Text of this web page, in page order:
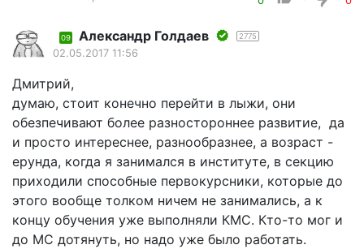
09 Александр Голдаев 2775
02.05.2017 11:56
Дмитрий,
думаю, стоит конечно перейти в лыжи, они
обезпечивают более разностороннее развитие, да
и просто интереснее, разнообразнее, а возраст -
ерунда, когда я занимался в институте, в секцию
приходили способные первокурсники, которые до
этого вообще толком ничем не занимались, а к
концу обучения уже выполняли КМС. Кто-то мог и
до МС дотянуть, но надо уже было работать.